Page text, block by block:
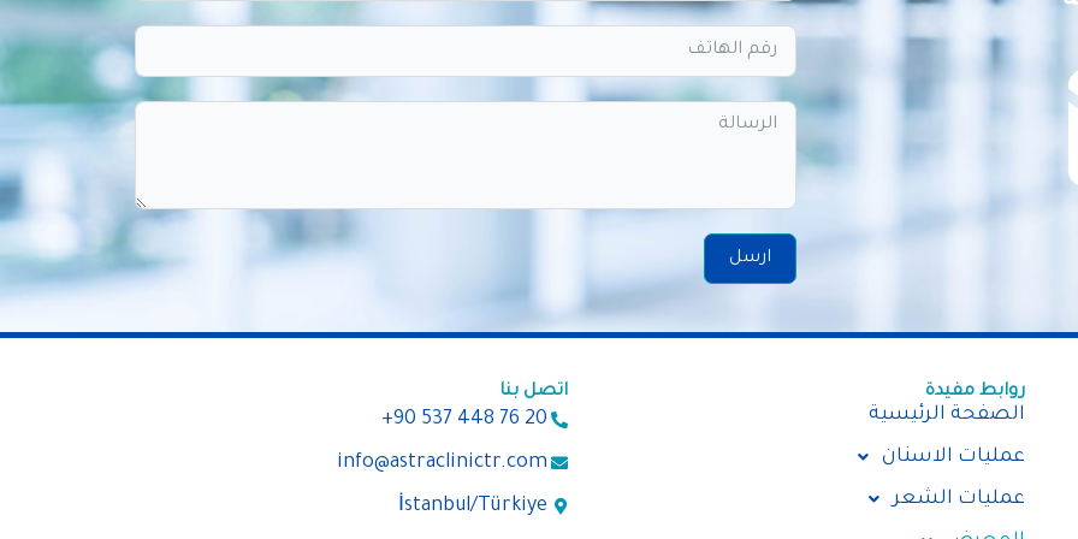
ارسل
روابط مفيدة
الصفحة الرئيسية
عمليات الاسنان
عمليات الشعر
اتصل بنا
+90 537 448 76 20
info@astraclinictr.com
İstanbul/Türkiye